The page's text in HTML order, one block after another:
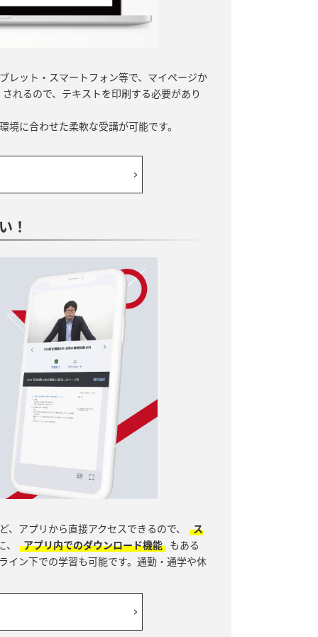
レット・スマートフォン等で、マイページか
されるので、テキストを印刷する必要があり
境に合わせた柔軟な受講が可能です。
！
アプリから直接アクセスできるので、
ス
アプリ内でのダウンロード機能 もある
イン下での学習も可能です。通勤・通学や休